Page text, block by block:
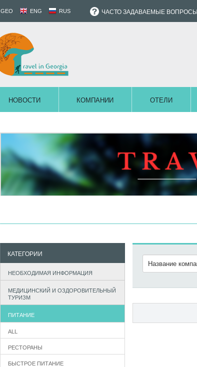
GEO ENG RUS ЧАСТО ЗАДАВАЕМЫЕ ВОПРОСЫ
НОВОСТИ КОМПАНИИ ОТЕЛИ
КАТЕГОРИИ
НЕОБХОДИМАЯ ИНФОРМАЦИЯ
МЕДИЦИНСКИЙ И ОЗДОРОВИТЕЛЬНЫЙ
ТУРИЗМ
ПИТАНИЕ
ALL
РЕСТОРАНЫ
БЫСТРОЕ ПИТАНИЕ